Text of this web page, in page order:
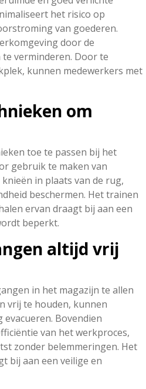
het risico op
van goederen.
door de
verminderen. Door te
kunnen medewerkers met
om
toe te passen bij het
gebruik te maken van
in plaats van de rug,
beschermen. Het trainen
ervan draagt bij aan een
beperkt.
altijd vrij
in het magazijn te allen
vrij te houden, kunnen
Bovendien
van het werkproces,
zonder belemmeringen. Het
bij aan een veilige en